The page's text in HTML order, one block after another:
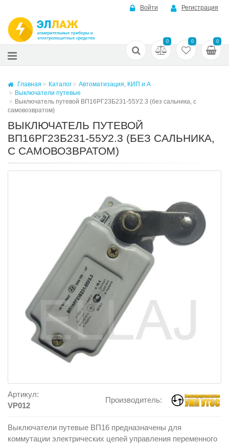
Войти Регистрация
0 0 0
Главная Каталог
Автоматизация, КИП и А
Выключатели путевые
Выключатель путевой ВП16РГ23Б231-55У2.3 (без сальника, с
самовозвратом)
ВЫКЛЮЧАТЕЛЬ ПУТЕВОЙ
ВП16РГ23Б231-55У2.3 (БЕЗ САЛЬНИКА,
С САМОВОЗВРАТОМ)
Артикул:
VP012
Производитель:
Выключатели путевые ВП16 предназначены для
коммутации электрических цепей управления переменного